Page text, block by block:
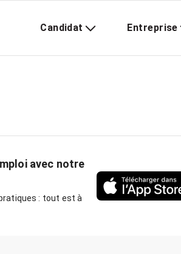
Candidat Entreprise
avec notre
: tout est à